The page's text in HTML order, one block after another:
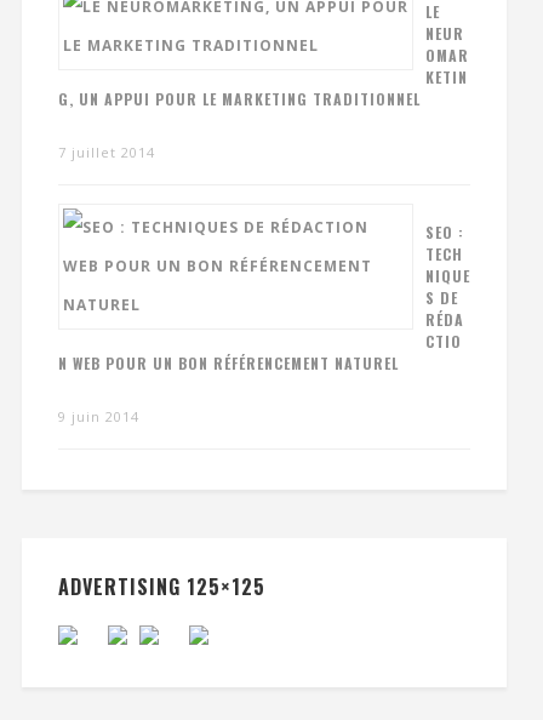
LE
NEUR
OMAR
KETIN
G, UN APPUI POUR LE MARKETING TRADITIONNEL
7 juillet 2014
SEO :
TECH
NIQUE
S DE
RÉDA
CTIO
N WEB POUR UN BON RÉFÉRENCEMENT NATUREL
9 juin 2014
ADVERTISING 125×125